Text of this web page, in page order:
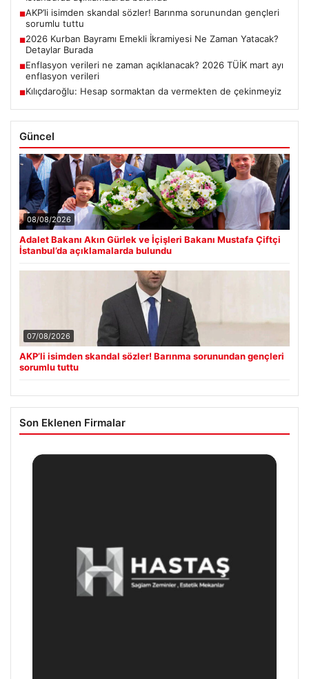
■AKP’li isimden skandal sözler! Barınma sorunundan gençleri
sorumlu tuttu
■2026 Kurban Bayramı Emekli İkramiyesi Ne Zaman Yatacak?
Detaylar Burada
■Enflasyon verileri ne zaman açıklanacak? 2026 TÜİK mart ayı
enflasyon verileri
■Kılıçdaroğlu: Hesap sormaktan da vermekten de çekinmeyiz
Güncel
08/08/2026
Adalet Bakanı Akın Gürlek ve İçişleri Bakanı Mustafa Çiftçi
İstanbul’da açıklamalarda bulundu
07/08/2026
AKP’li isimden skandal sözler! Barınma sorunundan gençleri
sorumlu tuttu
Son Eklenen Firmalar